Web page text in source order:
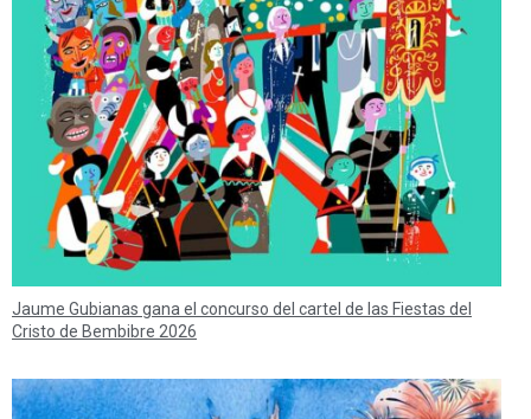
Jaume Gubianas gana el concurso del cartel de las Fiestas del
Cristo de Bembibre 2026